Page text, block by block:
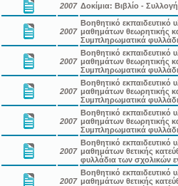
2007 Δοκίμια: Βιβλίο -
2007
Βοηθητικό εκπαιδευτικό
μαθημάτων θεωρητικής
Συμπληρωματικά
2007
Βοηθητικό εκπαιδευτικό
μαθημάτων θεωρητικής
Συμπληρωματικά
2007
Βοηθητικό εκπαιδευτικό
μαθημάτων θεωρητικής
Συμπληρωματικά
2007
Βοηθητικό εκπαιδευτικό
μαθημάτων θεωρητικής
Συμπληρωματικά
2007
Βοηθητικό εκπαιδευτικό
μαθημάτων θετικής
φυλλάδια των σχολικών
2007
Βοηθητικό εκπαιδευτικό
μαθημάτων θετικής